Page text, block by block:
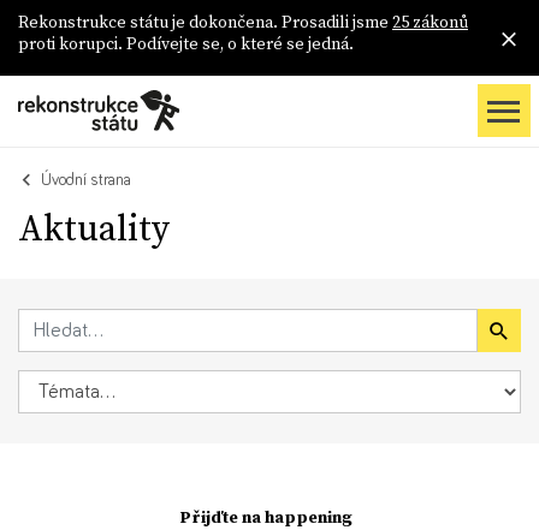
Rekonstrukce státu je dokončena. Prosadili jsme 25 zákonů
proti korupci. Podívejte se, o které se jedná.
Úvodní strana
Aktuality
Přijďte na happening